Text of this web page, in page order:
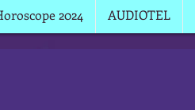
2024 AUDIOTEL